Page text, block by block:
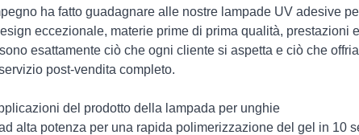
ha fatto guadagnare alle nostre lampade UV adesive
eccezionale, materie prime di prima qualità, prestazioni
esattamente ciò che ogni cliente si aspetta e ciò che
post-vendita completo.
del prodotto della lampada per unghie
alta potenza per una rapida polimerizzazione del gel in 10